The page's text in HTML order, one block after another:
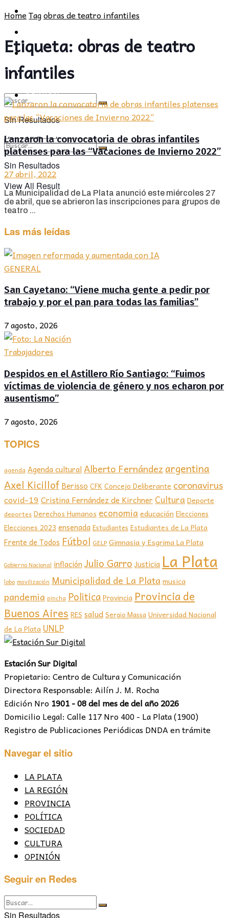
POLÍTICA
CULTURA
OPINIÓN
Sin Resultados
View All Result
PROVINCIA
SOCIEDAD
CULTURA
OPINIÓN
Sin Resultados
View All Result
HomeTagobras de teatro infantiles
Etiqueta: obras de teatro
infantiles
Lanzaron la convocatoria de obras infantiles
platenses para las “Vacaciones de Invierno 2022”
27 abril, 2022
La Municipalidad de La Plata anunció este miércoles 27
de abril, que se abrieron las inscripciones para grupos de
teatro ...
Las más leídas
GENERAL
San Cayetano: “Viene mucha gente a pedir por
trabajo y por el pan para todas las familias”
7 agosto, 2026
Trabajadores
Despidos en el Astillero Río Santiago: “Fuimos
víctimas de violencia de género y nos echaron por
ausentismo”
7 agosto, 2026
TOPICS
agenda Agenda culturalAlberto Fernández argentina
Axel Kicillof Berisso CFKConcejo Deliberante coronavirus
covid-19 Cristina Fernández de Kirchner Cultura Deporte
deportes Derechos Humanos economia educación Elecciones
Elecciones 2023 ensenada Estudiantes Estudiantes de La Plata
Frente de Todos Fútbol GELP Gimnasia y Esgrima La Plata
Gobierno Nacional inflación Julio Garro Justicia La Plata
lobo movilización Municipalidad de La Plata musica
pandemia pincha PoliticaProvincia Provincia de
Buenos Aires RES saludSergio MassaUniversidad Nacional
de La Plata UNLP
Estación Sur Digital
Propietario: Centro de Cultura y Comunicación
Directora Responsable: Ailín J. M. Rocha
Edición Nro 1901 - 08 del mes de del año 2026
Domicilio Legal: Calle 117 Nro 400 - La Plata (1900)
Registro de Publicaciones Periódicas DNDA en trámite
Navegar el sitio
LA PLATA
LA REGIÓN
PROVINCIA
POLÍTICA
SOCIEDAD
CULTURA
OPINIÓN
Seguir en Redes
Sin Resultados